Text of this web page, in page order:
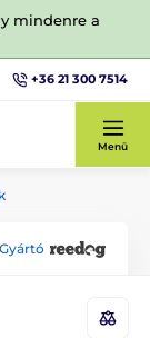
mindenre a
+36 21 300 7514
Menü
Gyártó